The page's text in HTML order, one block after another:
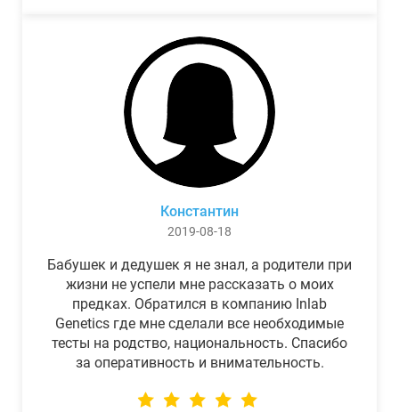
Константин
2019-08-18
Бабушек и дедушек я не знал, а родители при
жизни не успели мне рассказать о моих
предках. Обратился в компанию Inlab
Genetics где мне сделали все необходимые
тесты на родство, национальность. Спасибо
за оперативность и внимательность.